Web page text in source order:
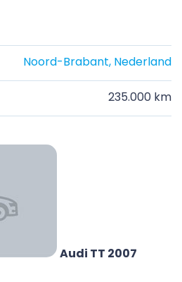
Noord-Brabant, Nederland
235.000 km
Audi TT 2007